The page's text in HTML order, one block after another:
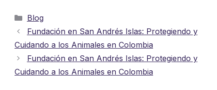
Blog
Fundación en San Andrés Islas: Protegiendo y
Cuidando a los Animales en Colombia
Fundación en San Andrés Islas: Protegiendo y
Cuidando a los Animales en Colombia